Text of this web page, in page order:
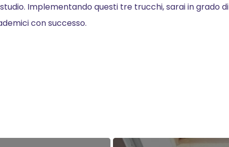
Implementando questi tre trucchi, sarai in grado di
con successo.